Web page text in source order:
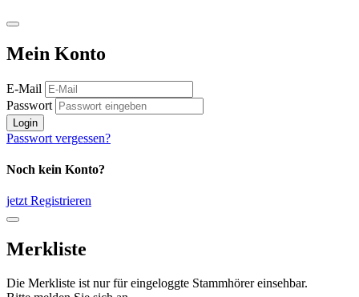
Mein Konto
E-Mail
Passwort
Login
Passwort vergessen?
Noch kein Konto?
jetzt Registrieren
Merkliste
Die Merkliste ist nur für eingeloggte Stammhörer einsehbar.